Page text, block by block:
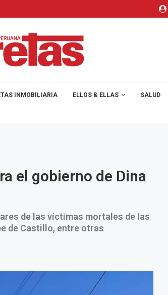
INMOBILIARIA ELLOS & ELLAS SALUD
el gobierno de Dina
de las víctimas mortales de las
de Castillo, entre otras